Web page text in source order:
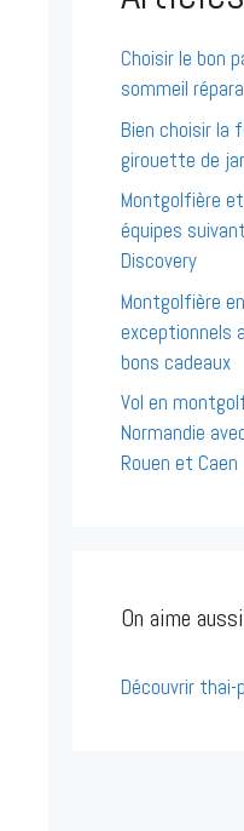
Choisir le bon
sommeil
Bien choisir la
girouette de
Montgolfière
équipes
Discovery
Montgolfière
exceptionnels
bons cadeaux
Vol en
Normandie
Rouen et Caen
On aime aussi
Découvrir thai-